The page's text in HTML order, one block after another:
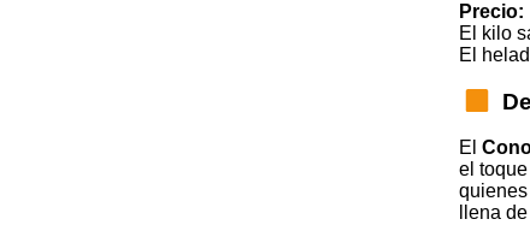
Precio:
El kilo
El
El
el
llena